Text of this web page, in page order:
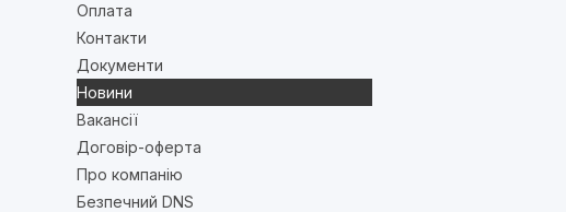
Оплата
Контакти
Документи
Новини
Вакансії
Договір-оферта
Про компанію
Безпечний DNS